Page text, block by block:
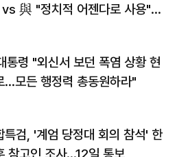
與 "정치적 어젠다로 사용"
통령 "외신서 보던 폭염 상황 현
…모든 행정력 총동원하라"
특검, '계엄 당정대 회의 참석' 한